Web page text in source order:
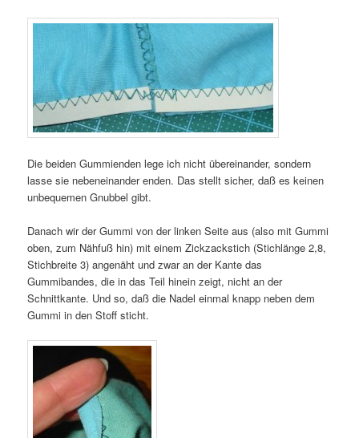
Die beiden Gummienden lege ich nicht übereinander, sondern
lasse sie nebeneinander enden. Das stellt sicher, daß es keinen
unbequemen Gnubbel gibt.
Danach wir der Gummi von der linken Seite aus (also mit Gummi
oben, zum Nähfuß hin) mit einem Zickzackstich (Stichlänge 2,8,
Stichbreite 3) angenäht und zwar an der Kante das
Gummibandes, die in das Teil hinein zeigt, nicht an der
Schnittkante. Und so, daß die Nadel einmal knapp neben dem
Gummi in den Stoff sticht.